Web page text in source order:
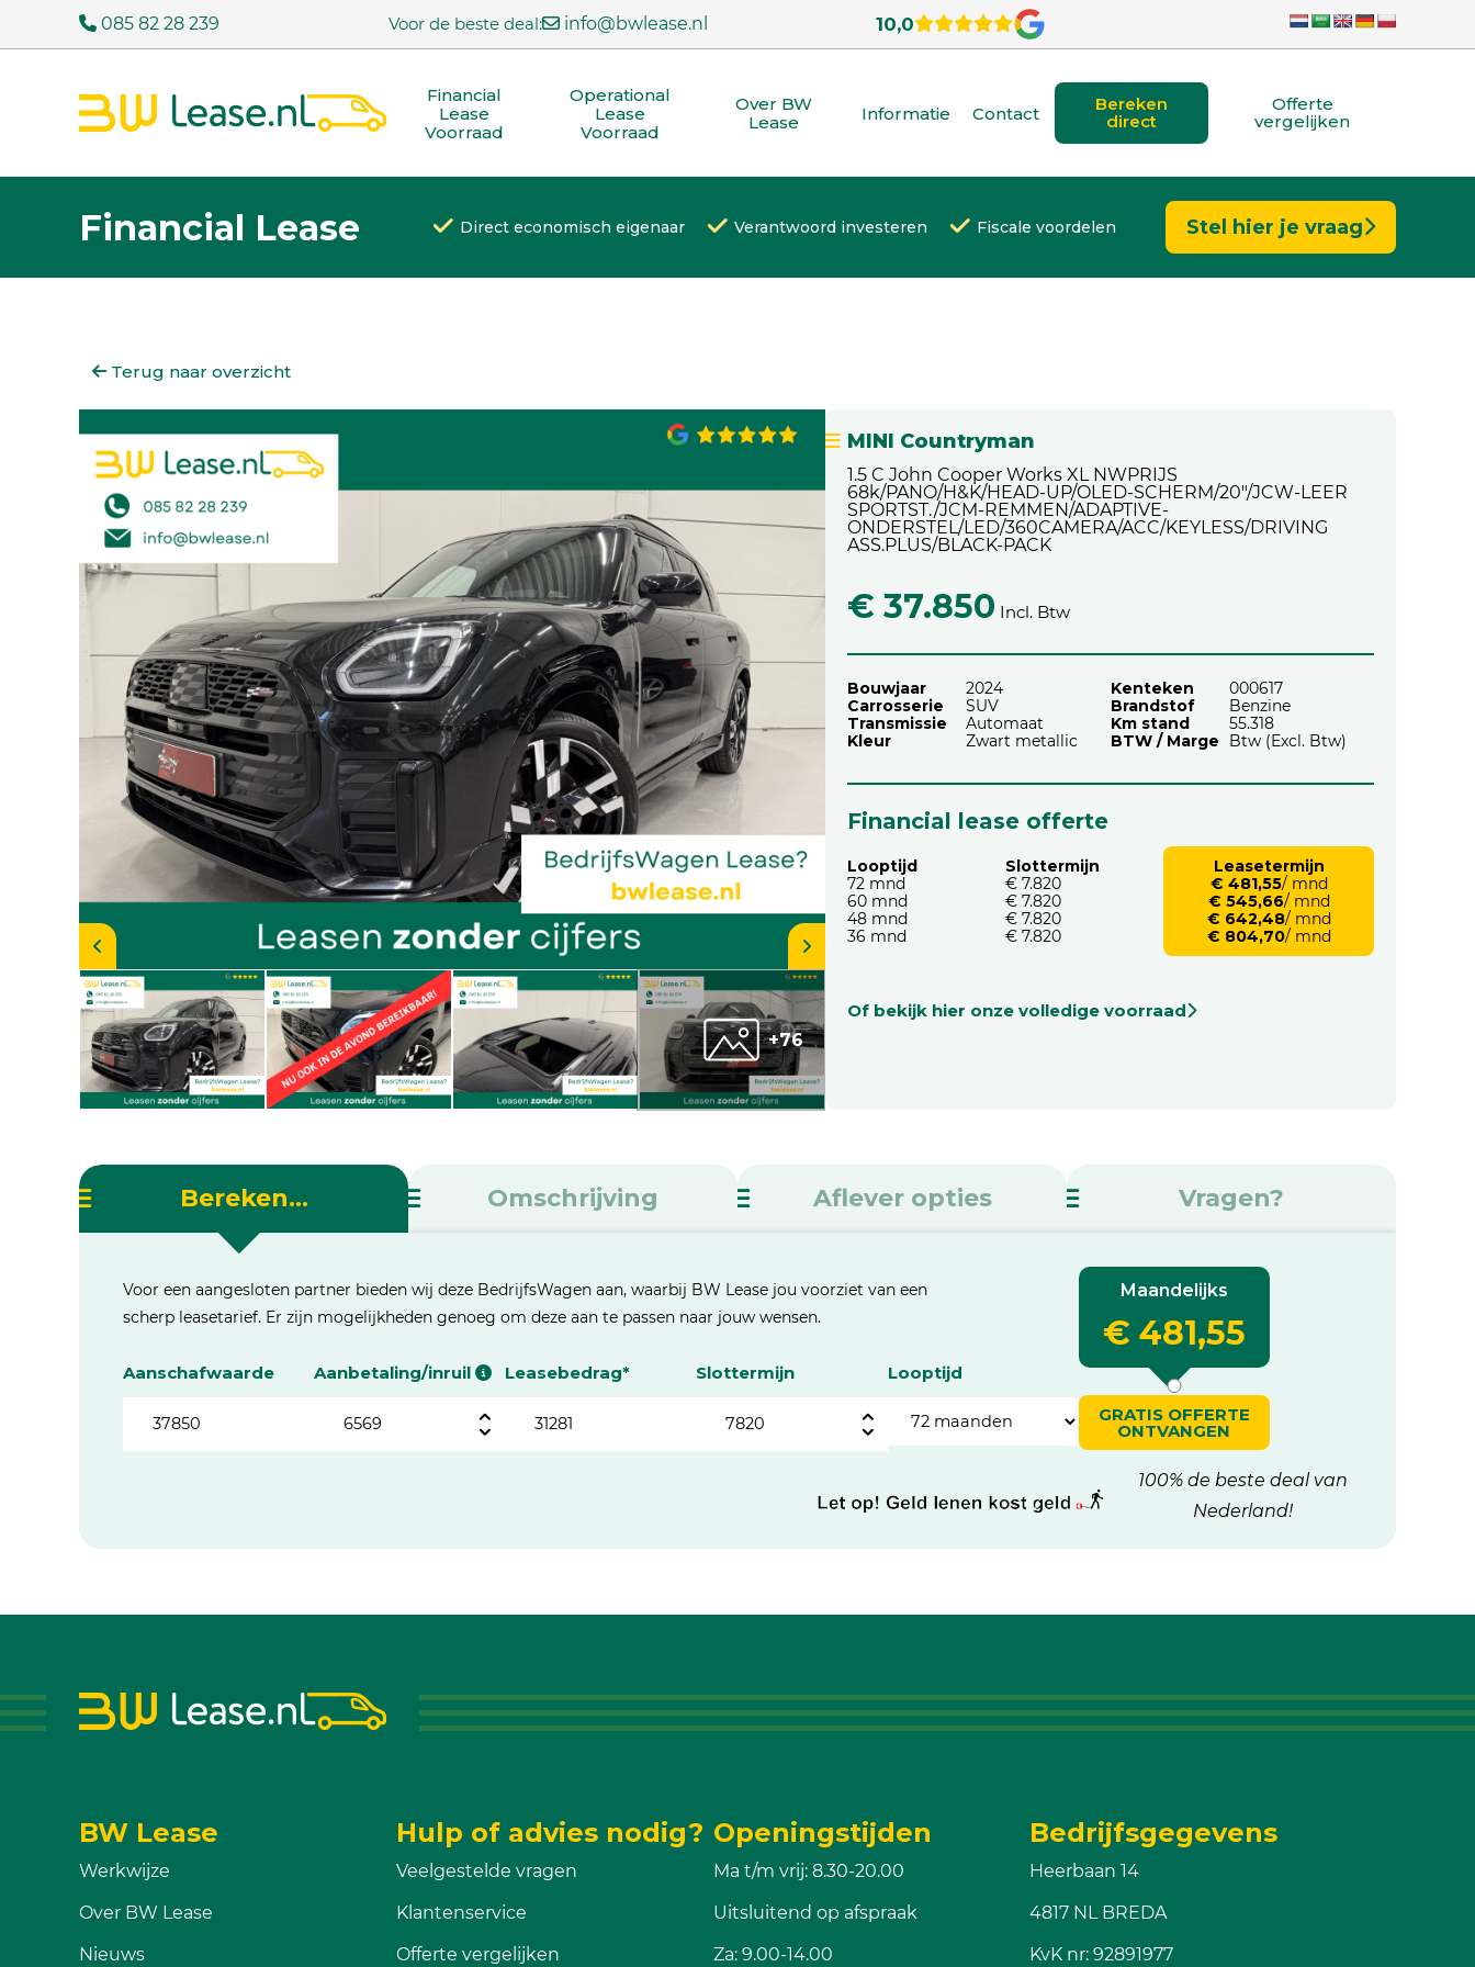
085 82 28 239 Voor de beste deal: info@bwlease.nl 10,0
Financial
Lease
Voorraad
Operational
Lease
Voorraad
Over BW
Lease
Informatie Contact
Bereken
direct
Offerte
vergelijken
Financial Lease Direct economisch eigenaar Verantwoord investeren Fiscale voordelen Stel hier je vraag
Terug naar overzicht
+76
MINI Countryman
1.5 C John Cooper Works XL NWPRIJS
68k/PANO/H&K/HEAD-UP/OLED-SCHERM/20"/JCW-LEER
SPORTST./JCM-REMMEN/ADAPTIVE-
ONDERSTEL/LED/360CAMERA/ACC/KEYLESS/DRIVING
ASS.PLUS/BLACK-PACK
€ 37.850 Incl. Btw
Bouwjaar
2024
Carrosserie
SUV
Transmissie
Automaat
Kleur
Zwart metallic
Kenteken
000617
Brandstof
Benzine
Km stand
55.318
BTW / Marge
Btw (Excl. Btw)
Financial lease offerte
Looptijd
72 mnd
60 mnd
48 mnd
36 mnd
Slottermijn
€ 7.820
€ 7.820
€ 7.820
€ 7.820
Leasetermijn
€ 481,55/ mnd
€ 545,66/ mnd
€ 642,48/ mnd
€ 804,70/ mnd
Of bekijk hier onze volledige voorraad
Bereken... Omschrijving Aflever opties Vragen?
Voor een aangesloten partner bieden wij deze BedrijfsWagen aan, waarbij BW Lease jou voorziet van een
scherp leasetarief. Er zijn mogelijkheden genoeg om deze aan te passen naar jouw wensen.
Aanschafwaarde Aanbetaling/inruil Leasebedrag* Slottermijn Looptijd
Maandelijks
€ 481,55
GRATIS OFFERTE
ONTVANGEN
100% de beste deal van
Nederland!
BW Lease
Werkwijze
Over BW Lease
Nieuws
Hulp of advies nodig?
Veelgestelde vragen
Klantenservice
Offerte vergelijken
Openingstijden
Ma t/m vrij: 8.30-20.00
Uitsluitend op afspraak
Za: 9.00-14.00
Bedrijfsgegevens
Heerbaan 14
4817 NL BREDA
KvK nr: 92891977